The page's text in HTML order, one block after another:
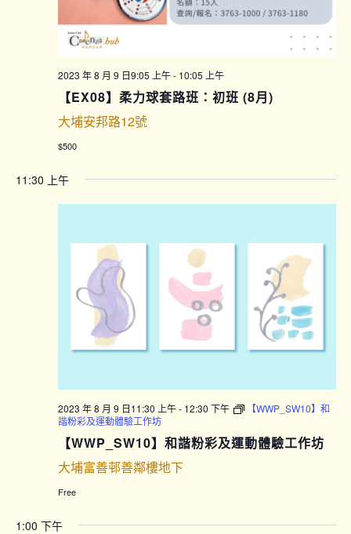
2023 年 8 月 9 日9:05 上午- 10:05 上午
【EX08】柔力球套路班：初班 (8月)
大埔安邦路12號
$500
11:30 上午
2023 年 8 月 9 日11:30 上午- 12:30 下午
【WWP_SW10】和
諧粉彩及運動體驗工作坊
【WWP_SW10】和諧粉彩及運動體驗工作坊
大埔富善邨善鄰樓地下
Free
1:00 下午